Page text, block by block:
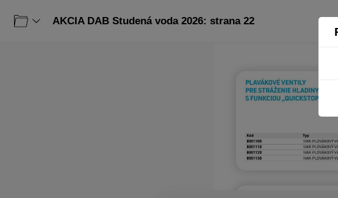
AKCIA DAB Studená voda 2026: strana 22